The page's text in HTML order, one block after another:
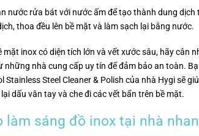
nước rửa bát với nước ấm để tạo thành dung dịch
thoa đều lên bề mặt và làm sạch lại bằng nước.
mặt inox có diện tích lớn và vết xước sâu, hãy cân
​​những nhà cung cấp uy tín để đảm bảo an toàn.
Stainless Steel Cleaner & Polish của nhà Hygi sẽ
dấu vân tay và che đi các vết bẩn trên bề mặt.
làm sáng đồ inox tại nhà